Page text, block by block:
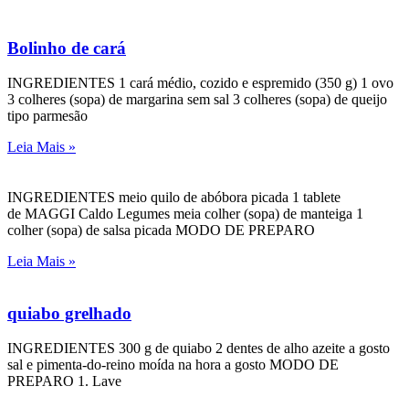
Bolinho de cará
INGREDIENTES 1 cará médio, cozido e espremido (350 g) 1 ovo
3 colheres (sopa) de margarina sem sal 3 colheres (sopa) de queijo
tipo parmesão
Leia Mais »
INGREDIENTES meio quilo de abóbora picada 1 tablete
de MAGGI Caldo Legumes meia colher (sopa) de manteiga 1
colher (sopa) de salsa picada MODO DE PREPARO
Leia Mais »
quiabo grelhado
INGREDIENTES 300 g de quiabo 2 dentes de alho azeite a gosto
sal e pimenta-do-reino moída na hora a gosto MODO DE
PREPARO 1. Lave